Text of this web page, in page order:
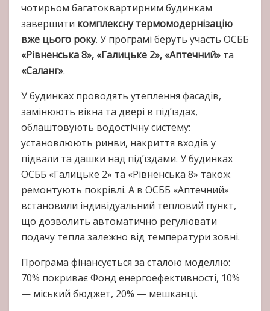
чотирьом багатоквартирним будинкам
завершити комплексну термомодернізацію
вже цього року. У програмі беруть участь ОСББ
«Рівненська 8», «Галицьке 2», «Аптечний» та
«Саланг».
У будинках проводять утеплення фасадів,
замінюють вікна та двері в під’їздах,
облаштовують водостічну систему:
установлюють ринви, накриття входів у
підвали та дашки над під’їздами. У будинках
ОСББ «Галицьке 2» та «Рівненська 8» також
ремонтують покрівлі. А в ОСББ «Аптечний»
встановили індивідуальний тепловий пункт,
що дозволить автоматично регулювати
подачу тепла залежно від температури зовні.
Програма фінансується за сталою моделлю:
70% покриває Фонд енергоефективності, 10%
— міський бюджет, 20% — мешканці.